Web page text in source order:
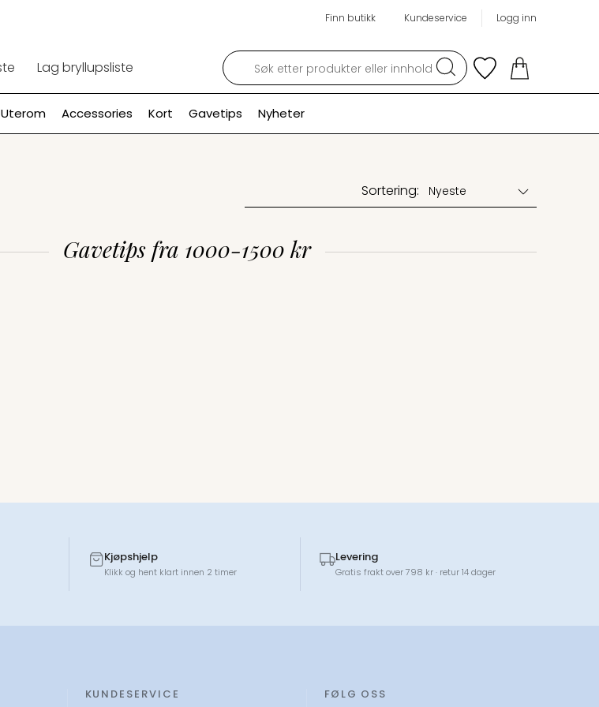
Logg inn
Finn butikk Kundeservice
Lag bryllupsliste Søk: Søk
Uterom Accessories Kort Gavetips Nyheter
Sortering:
Gavetips fra 1000-1500 kr
Kjøpshjelp
Klikk og hent klart innen 2 timer
Levering
Gratis frakt over 798 kr · retur 14 dager
KUNDESERVICE FØLG OSS